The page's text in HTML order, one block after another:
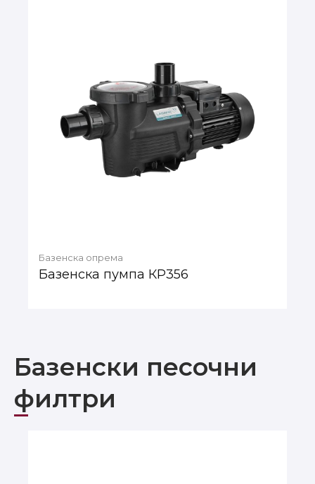
Базенска опрема
Базенска пумпа КР356
Базенски песочни
филтри